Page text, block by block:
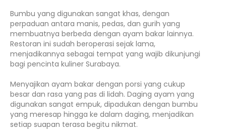
Bumbu yang digunakan sangat khas, dengan
perpaduan antara manis, pedas, dan gurih yang
membuatnya berbeda dengan ayam bakar lainnya.
Restoran ini sudah beroperasi sejak lama,
menjadikannya sebagai tempat yang wajib dikunjungi
bagi pencinta kuliner Surabaya.
Menyajikan ayam bakar dengan porsi yang cukup
besar dan rasa yang pas di lidah. Daging ayam yang
digunakan sangat empuk, dipadukan dengan bumbu
yang meresap hingga ke dalam daging, menjadikan
setiap suapan terasa begitu nikmat.